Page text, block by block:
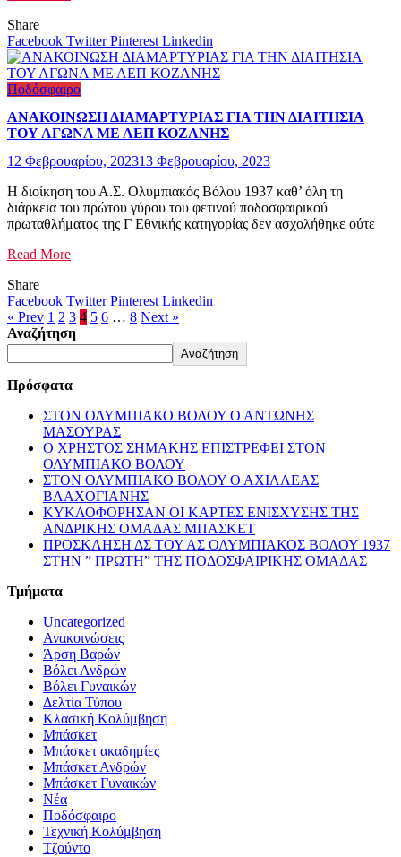
Share
Facebook TwitterPinterest Linkedin
Ποδόσφαιρο
ΑΝΑΚΟΙΝΩΣΗ ΔΙΑΜΑΡΤΥΡΙΑΣ ΓΙΑ ΤΗΝ ΔΙΑΙΤΗΣΙΑ
ΤΟΥ ΑΓΩΝΑ ΜΕ ΑΕΠ ΚΟΖΑΝΗΣ
12 Φεβρουαρίου, 202313 Φεβρουαρίου, 2023
Η διοίκηση του Α.Σ. Ολυμπιακός Βόλου 1937 καθ’ όλη τη
διάρκεια του πρώτου γύρου του φετινού ποδοσφαιρικού
πρωταθλήματος της Γ Εθνικής κατηγορίας δεν ασχολήθηκε ούτε
Read More
Share
Facebook TwitterPinterest Linkedin
« Prev 1 2 3 4 5 6 … 8 Next »
Αναζήτηση
Αναζήτηση
Πρόσφατα
ΣΤΟΝ ΟΛΥΜΠΙΑΚΟ ΒΟΛΟΥ Ο ΑΝΤΩΝΗΣ
ΜΑΣΟΥΡΑΣ
Ο ΧΡΗΣΤΟΣ ΣΗΜΑΚΗΣ ΕΠΙΣΤΡΕΦΕΙ ΣΤΟΝ
ΟΛΥΜΠΙΑΚΟ ΒΟΛΟΥ
ΣΤΟΝ ΟΛΥΜΠΙΑΚΟ ΒΟΛΟΥ Ο ΑΧΙΛΛΕΑΣ
ΒΛΑΧΟΓΙΑΝΗΣ
ΚΥΚΛΟΦΟΡΗΣΑΝ ΟΙ ΚΑΡΤΕΣ ΕΝΙΣΧΥΣΗΣ ΤΗΣ
ΑΝΔΡΙΚΗΣ ΟΜΑΔΑΣ ΜΠΑΣΚΕΤ
ΠΡΟΣΚΛΗΣΗ ΔΣ ΤΟΥ ΑΣ ΟΛΥΜΠΙΑΚΟΣ ΒΟΛΟΥ 1937
ΣΤΗΝ ” ΠΡΩΤΗ” ΤΗΣ ΠΟΔΟΣΦΑΙΡΙΚΗΣ ΟΜΑΔΑΣ
Τμήματα
Uncategorized
Ανακοινώσεις
Άρση Βαρών
Βόλει Ανδρών
Βόλει Γυναικών
Δελτία Τύπου
Κλασική Κολύμβηση
Μπάσκετ
Μπάσκετ ακαδημίες
Μπάσκετ Ανδρών
Μπάσκετ Γυναικών
Νέα
Ποδόσφαιρο
Τεχνική Κολύμβηση
Τζούντο